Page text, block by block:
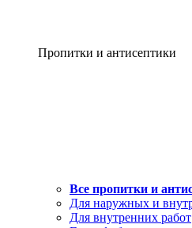
Пропитки и антисептики
Все пропитки и
Для наружных и
Для внутренних работ